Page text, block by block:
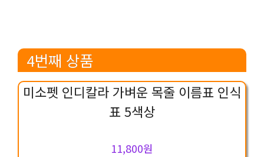
4번째 상품
미소펫 인디칼라 가벼운 목줄 이름표 인식
표 5색상
11,800원